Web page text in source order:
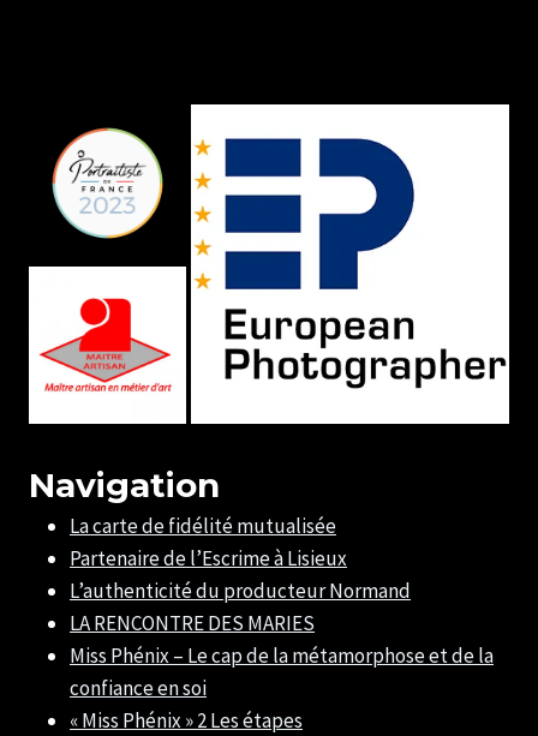
Navigation
La carte de fidélité mutualisée
Partenaire de l’Escrime à Lisieux
L’authenticité du producteur Normand
LA RENCONTRE DES MARIES
Miss Phénix – Le cap de la métamorphose et de la
confiance en soi
« Miss Phénix » 2 Les étapes